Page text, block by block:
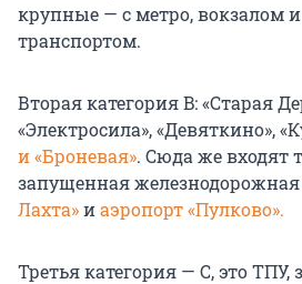
крупные — с метро, вокзалом
транспортом.
Вторая категория B: «Старая
«Электросила», «Девяткино»,
и «Броневая». Сюда же входят
запущенная железнодорожная
Лахта»иаэропорт «Пулково».
Третья категория — C, это